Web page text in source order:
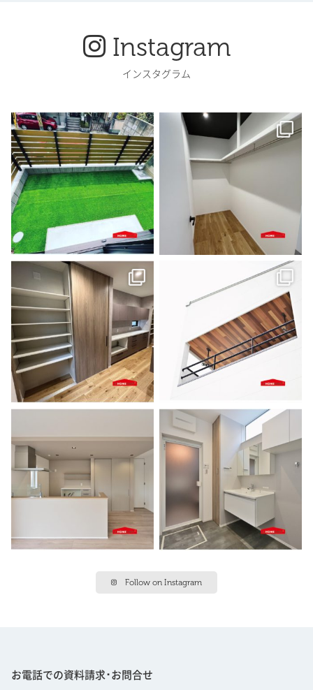
Instagram
インスタグラム
Follow on Instagram
お電話での資料請求･お問合せ